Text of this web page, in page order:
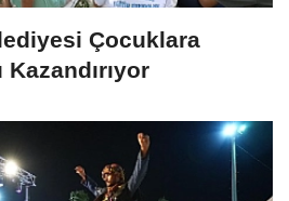
Çocuklara